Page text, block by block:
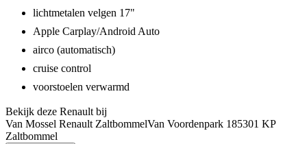
lichtmetalen velgen 17"
Apple Carplay/Android Auto
airco (automatisch)
cruise control
voorstoelen verwarmd
Bekijk deze Renault bij
Van Mossel Renault ZaltbommelVan Voordenpark 185301 KP
Zaltbommel